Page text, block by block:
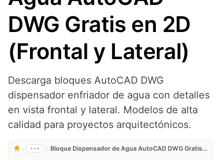
DWG Gratis en 2D
(Frontal y Lateral)
Descarga bloques AutoCAD DWG
dispensador enfriador de agua con detalles
en vista frontal y lateral. Modelos de alta
calidad para proyectos arquitectónicos.
› ••• › Bloque Dispensador de Agua AutoCAD DWG Gratis en 2D (Frontal y Lateral)